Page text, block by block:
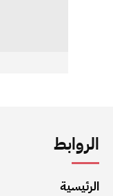
الروابط
الرئيسية